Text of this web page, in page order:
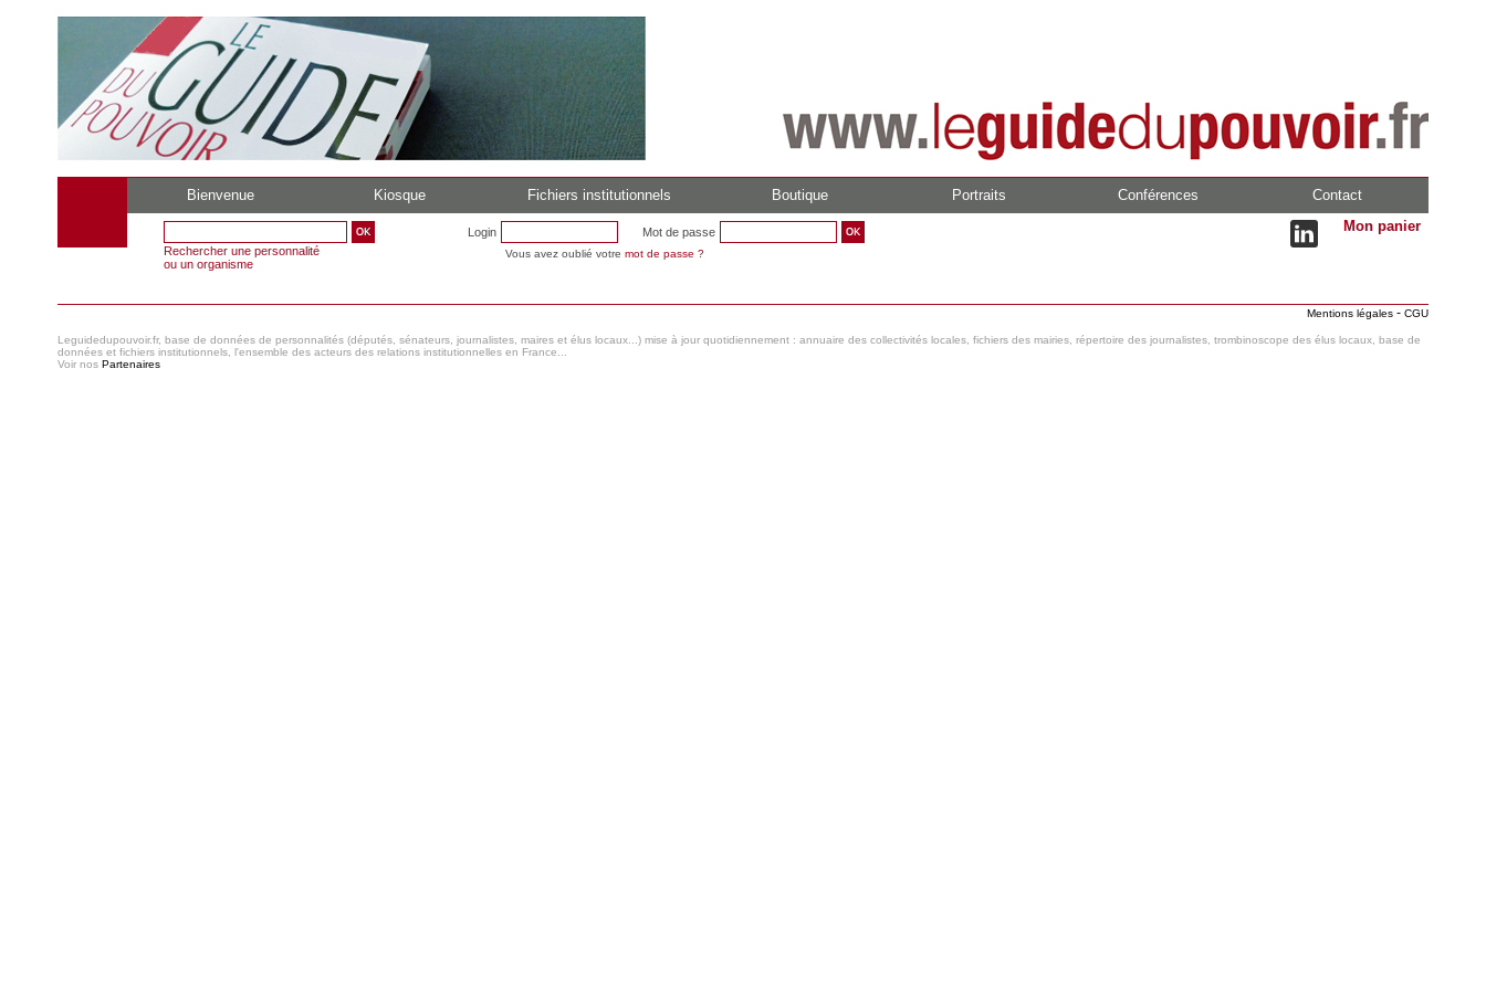
Bienvenue Kiosque Fichiers institutionnels Boutique Portraits Conférences Contact
Rechercher une personnalité
ou un organisme
Login Mot de passe
Vous avez oublié votre mot de passe ?
Mon panier
Mentions légales - CGU
Leguidedupouvoir.fr, base de données de personnalités (députés, sénateurs, journalistes, maires et élus locaux...) mise à jour quotidiennement : annuaire des collectivités locales, fichiers des mairies, répertoire des journalistes, trombinoscope des élus locaux, base de
données et fichiers institutionnels, l'ensemble des acteurs des relations institutionnelles en France...
Voir nos Partenaires